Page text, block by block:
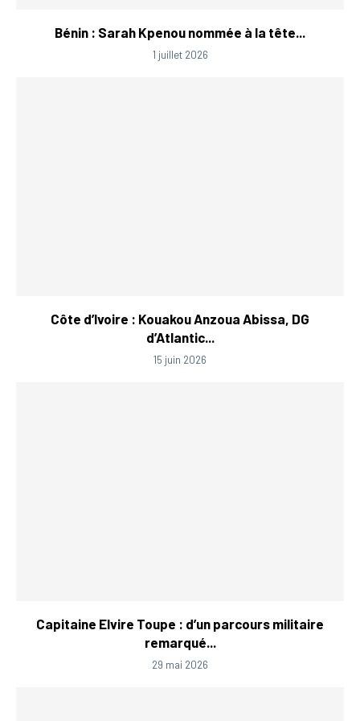
Bénin : Sarah Kpenou nommée à la tête...
1 juillet 2026
Côte d’Ivoire : Kouakou Anzoua Abissa, DG
d’Atlantic...
15 juin 2026
Capitaine Elvire Toupe : d’un parcours militaire
remarqué...
29 mai 2026